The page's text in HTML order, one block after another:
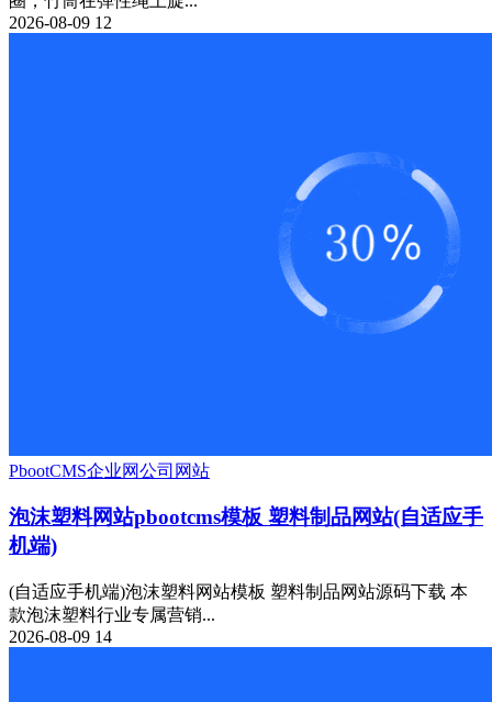
2026-08-09 12
PbootCMS企业网公司网站
泡沫塑料网站pbootcms模板 塑料制品网站(自适应手
机端)
(自适应手机端)泡沫塑料网站模板 塑料制品网站源码下载 本
款泡沫塑料行业专属营销...
2026-08-09 14